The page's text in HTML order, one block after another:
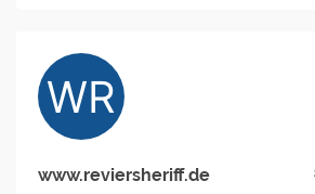
www.reviersheriff.de